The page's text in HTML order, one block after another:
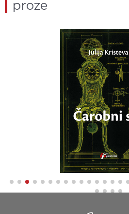
proze